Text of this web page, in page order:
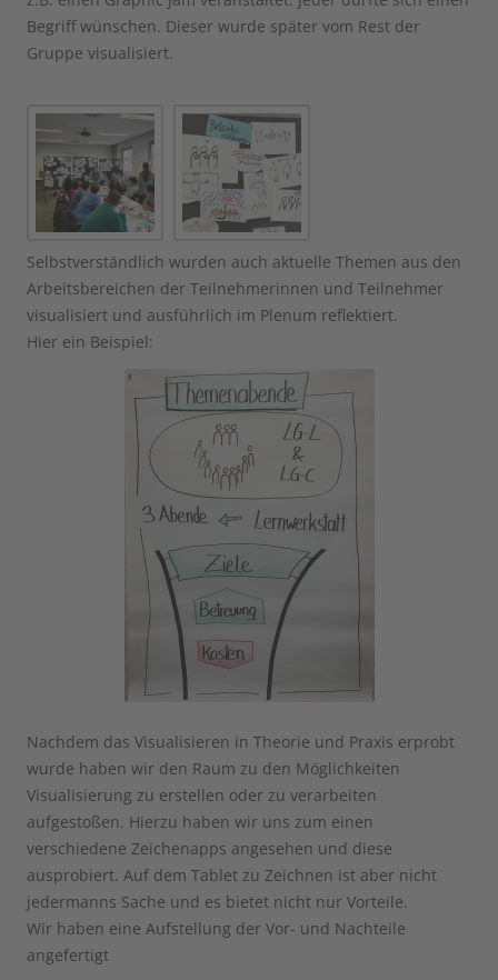
Begriff wünschen. Dieser wurde später vom Rest der
Gruppe visualisiert.
Selbstverständlich wurden auch aktuelle Themen aus den
Arbeitsbereichen der Teilnehmerinnen und Teilnehmer
visualisiert und ausführlich im Plenum reflektiert.
Hier ein Beispiel:
Nachdem das Visualisieren in Theorie und Praxis erprobt
wurde haben wir den Raum zu den Möglichkeiten
Visualisierung zu erstellen oder zu verarbeiten
aufgestoßen. Hierzu haben wir uns zum einen
verschiedene Zeichenapps angesehen und diese
ausprobiert. Auf dem Tablet zu Zeichnen ist aber nicht
jedermanns Sache und es bietet nicht nur Vorteile.
Wir haben eine Aufstellung der Vor- und Nachteile
angefertigt